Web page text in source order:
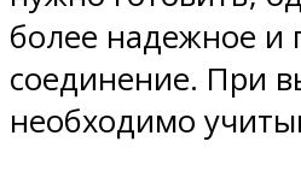
более надежное и
соединение. При
необходимо